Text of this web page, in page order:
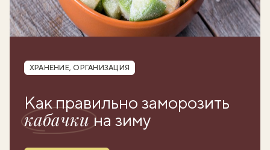
Рубрика
ХРАНЕНИЕ, ОРГАНИЗАЦИЯ
Как правильно заморозить
кабачкина зиму